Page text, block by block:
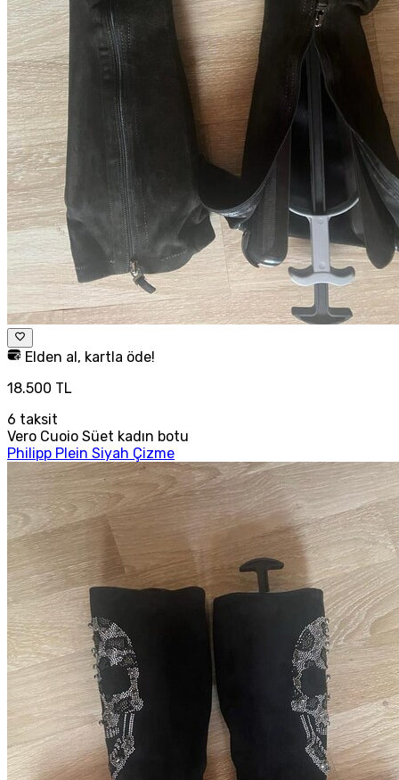
Elden al, kartla öde!
18.500 TL
6 taksit
Vero Cuoio Süet kadın botu
Philipp Plein Siyah Çizme